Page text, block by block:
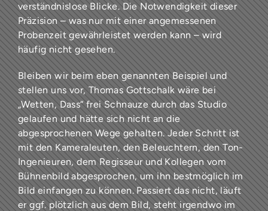
verständnislose Blicke. Die Notwendigkeit dieser
Präzision – was nur mit einer angemessenen
Probenzeit gewährleistet werden kann – wird
häufig nicht gesehen.
Bleiben wir beim eben genannten Beispiel und
stellen uns vor, Thomas Gottschalk wäre bei
„Wetten, Dass“ frei Schnauze durch das Studio
gelaufen und hätte sich nicht an die
abgesprochenen Wege gehalten. Jeder Schritt ist
mit den Kameraleuten, den Beleuchtern, den Ton-
Ingenieuren, dem Regisseur und Kollegen vom
Bühnenbild abgesprochen, um ihn bestmöglich im
Bild einfangen zu können. Passiert das nicht, läuft
er ggf. plötzlich aus dem Bild, steht irgendwo im